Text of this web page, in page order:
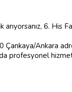
arıyorsanız, 6. His
Çankaya/Ankara
profesyonel